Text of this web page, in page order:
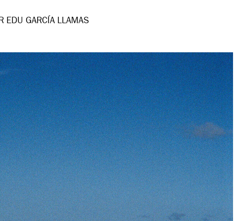
EDU GARCÍA LLAMAS